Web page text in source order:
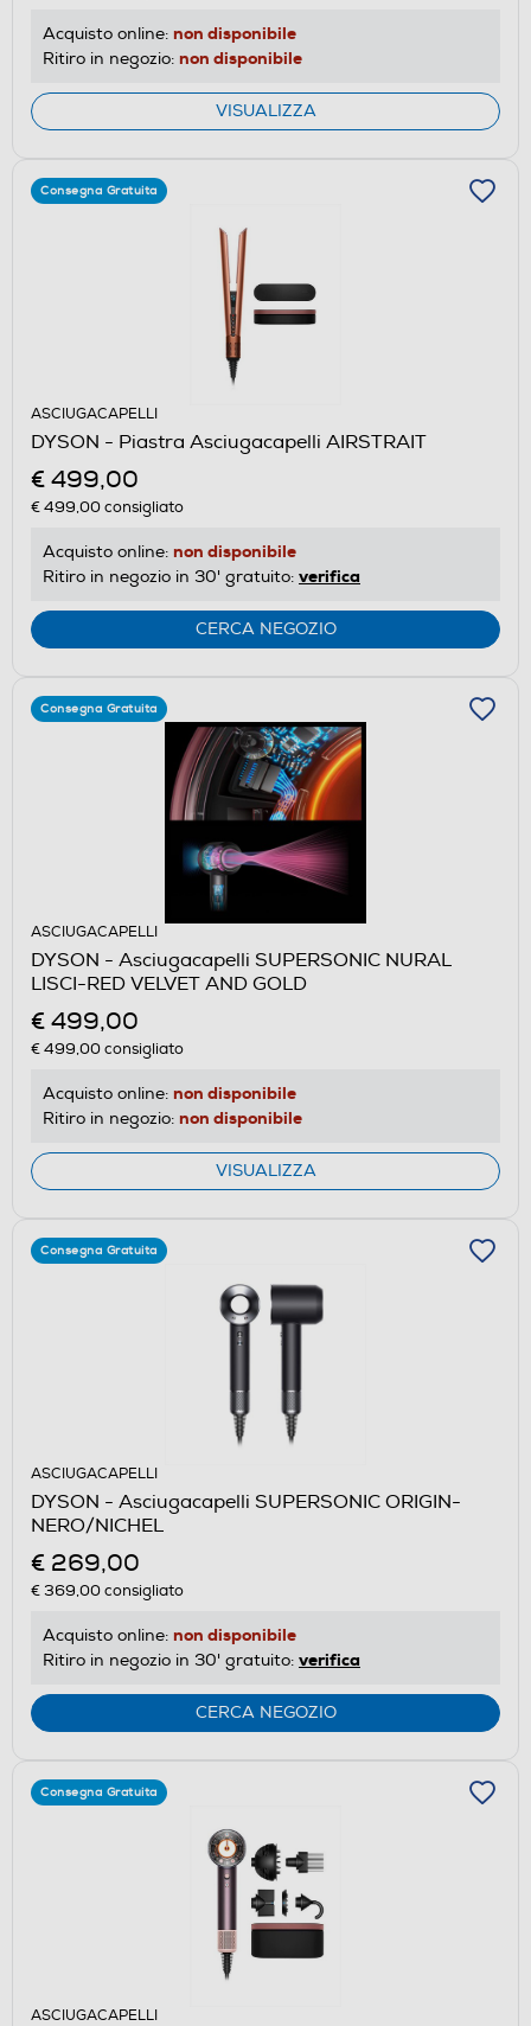
Acquisto online: non disponibile
Ritiro in negozio: non disponibile
VISUALIZZA
Consegna Gratuita
ASCIUGACAPELLI
DYSON - Piastra Asciugacapelli AIRSTRAIT
€ 499,00
€ 499,00consigliato
Acquisto online: non disponibile
Ritiro in negozio in 30' gratuito: verifica
CERCA NEGOZIO
Consegna Gratuita
ASCIUGACAPELLI
DYSON - Asciugacapelli SUPERSONIC NURAL
LISCI-RED VELVET AND GOLD
€ 499,00
€ 499,00consigliato
Acquisto online: non disponibile
Ritiro in negozio: non disponibile
VISUALIZZA
Consegna Gratuita
ASCIUGACAPELLI
DYSON - Asciugacapelli SUPERSONIC ORIGIN-
NERO/NICHEL
€ 269,00
€ 369,00consigliato
Acquisto online: non disponibile
Ritiro in negozio in 30' gratuito: verifica
CERCA NEGOZIO
Consegna Gratuita
ASCIUGACAPELLI